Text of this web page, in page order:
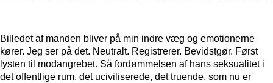
Billedet af manden bliver på min indre væg og emotionerne
kører. Jeg ser på det. Neutralt. Registrerer. Bevidstgør. Først
lysten til modangrebet. Så fordømmelsen af hans seksualitet i
det offentlige rum, det uciviliserede, det truende, som nu er